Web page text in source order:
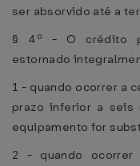
ser absorvido até a
§ 4º - O crédito
estornado
1 - quando ocorrer a
prazo inferior a seis
equipamento for
2 - quando ocorrer